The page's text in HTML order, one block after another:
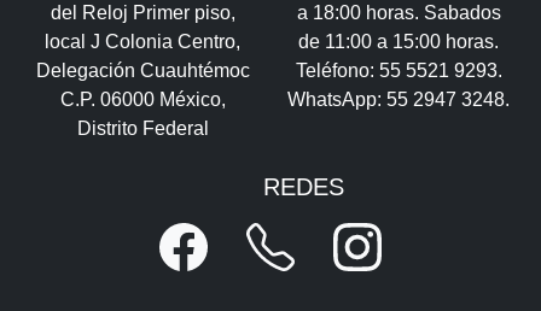
del Reloj Primer piso,
local J Colonia Centro,
Delegación Cuauhtémoc
C.P. 06000 México,
Distrito Federal
a 18:00 horas. Sabados
de 11:00 a 15:00 horas.
Teléfono: 55 5521 9293.
WhatsApp: 55 2947 3248.
REDES